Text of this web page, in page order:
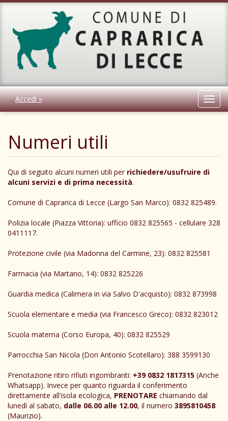
Accedi »
Numeri utili
Qui di seguito alcuni numeri utili per richiedere/usufruire di
alcuni servizi e di prima necessità.
Comune di Caprarica di Lecce (Largo San Marco): 0832 825489.
Polizia locale (Piazza Vittoria): ufficio 0832 825565 - cellulare 328
0411117.
Protezione civile (via Madonna del Carmine, 23): 0832 825581
Farmacia (via Martano, 14): 0832 825226
Guardia medica (Calimera in via Salvo D'acquisto): 0832 873998
Scuola elementare e media (via Francesco Greco): 0832 823012
Scuola materna (Corso Europa, 40): 0832 825529
Parrocchia San Nicola (Don Antonio Scotellaro): 388 3599130
Prenotazione ritiro rifiuti ingombranti: +39 0832 1817315 (Anche
Whatsapp). Invece per quanto riguarda il conferimento
direttamente all'isola ecologica, PRENOTARE chiamando dal
lunedì al sabato, dalle 06.00 alle 12.00, il numero 3895810458
(Maurizio).